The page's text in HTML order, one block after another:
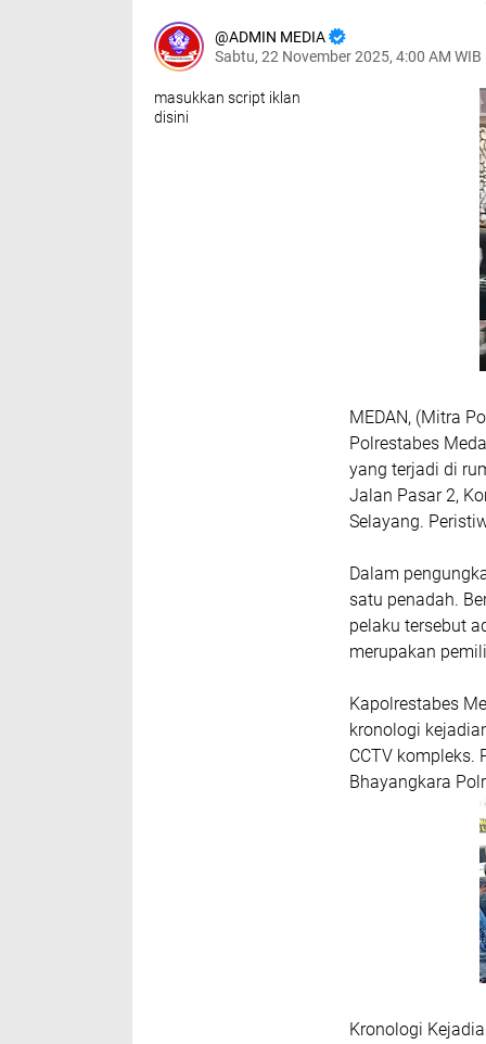
ADMIN MEDIA
Sabtu, 22 November 2025, 4:00 AM WIB
masukkan script iklan
disini
MEDAN, (Mitra
Polrestabes
yang terjadi di
Jalan Pasar 2,
Selayang.
Dalam
satu penadah.
pelaku tersebut
merupakan
Kapolrestabes
kronologi
CCTV kompleks.
Bhayangkara
Kronologi